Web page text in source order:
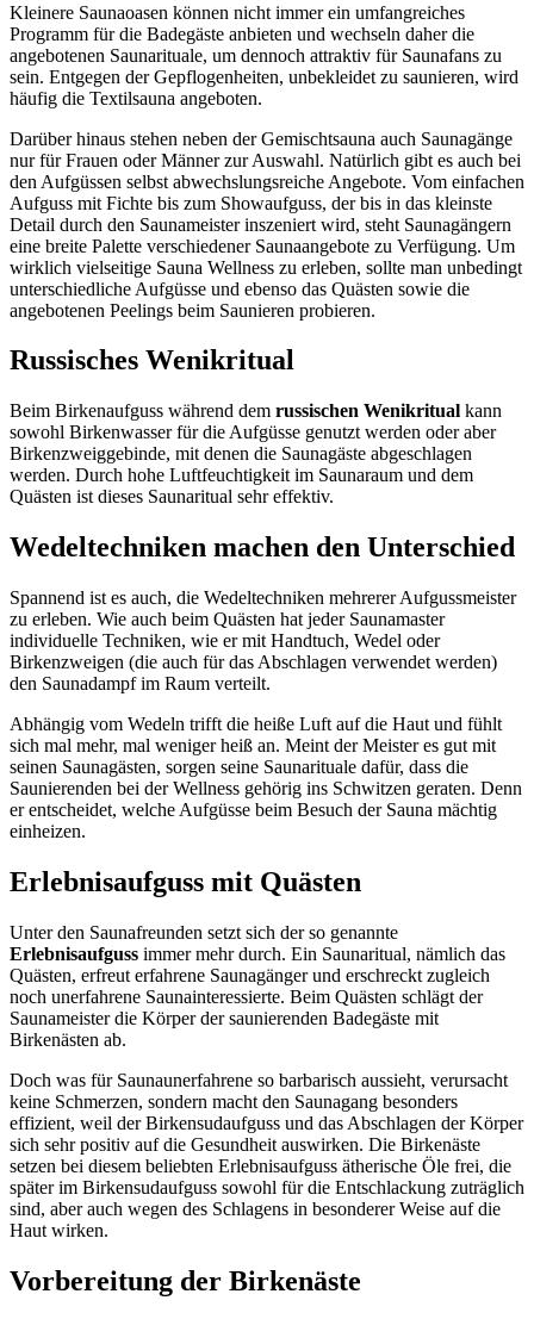
Kleinere Saunaoasen können nicht immer ein umfangreiches
Programm für die Badegäste anbieten und wechseln daher die
angebotenen Saunarituale, um dennoch attraktiv für Saunafans zu
sein. Entgegen der Gepflogenheiten, unbekleidet zu saunieren, wird
häufig die Textilsauna angeboten.
Darüber hinaus stehen neben der Gemischtsauna auch Saunagänge
nur für Frauen oder Männer zur Auswahl. Natürlich gibt es auch bei
den Aufgüssen selbst abwechslungsreiche Angebote. Vom einfachen
Aufguss mit Fichte bis zum Showaufguss, der bis in das kleinste
Detail durch den Saunameister inszeniert wird, steht Saunagängern
eine breite Palette verschiedener Saunaangebote zu Verfügung. Um
wirklich vielseitige Sauna Wellness zu erleben, sollte man unbedingt
unterschiedliche Aufgüsse und ebenso das Quästen sowie die
angebotenen Peelings beim Saunieren probieren.
Russisches Wenikritual
Beim Birkenaufguss während dem russischen Wenikritual kann
sowohl Birkenwasser für die Aufgüsse genutzt werden oder aber
Birkenzweiggebinde, mit denen die Saunagäste abgeschlagen
werden. Durch hohe Luftfeuchtigkeit im Saunaraum und dem
Quästen ist dieses Saunaritual sehr effektiv.
Wedeltechniken machen den Unterschied
Spannend ist es auch, die Wedeltechniken mehrerer Aufgussmeister
zu erleben. Wie auch beim Quästen hat jeder Saunamaster
individuelle Techniken, wie er mit Handtuch, Wedel oder
Birkenzweigen (die auch für das Abschlagen verwendet werden)
den Saunadampf im Raum verteilt.
Abhängig vom Wedeln trifft die heiße Luft auf die Haut und fühlt
sich mal mehr, mal weniger heiß an. Meint der Meister es gut mit
seinen Saunagästen, sorgen seine Saunarituale dafür, dass die
Saunierenden bei der Wellness gehörig ins Schwitzen geraten. Denn
er entscheidet, welche Aufgüsse beim Besuch der Sauna mächtig
einheizen.
Erlebnisaufguss mit Quästen
Unter den Saunafreunden setzt sich der so genannte
Erlebnisaufguss immer mehr durch. Ein Saunaritual, nämlich das
Quästen, erfreut erfahrene Saunagänger und erschreckt zugleich
noch unerfahrene Saunainteressierte. Beim Quästen schlägt der
Saunameister die Körper der saunierenden Badegäste mit
Birkenästen ab.
Doch was für Saunaunerfahrene so barbarisch aussieht, verursacht
keine Schmerzen, sondern macht den Saunagang besonders
effizient, weil der Birkensudaufguss und das Abschlagen der Körper
sich sehr positiv auf die Gesundheit auswirken. Die Birkenäste
setzen bei diesem beliebten Erlebnisaufguss ätherische Öle frei, die
später im Birkensudaufguss sowohl für die Entschlackung zuträglich
sind, aber auch wegen des Schlagens in besonderer Weise auf die
Haut wirken.
Vorbereitung der Birkenäste